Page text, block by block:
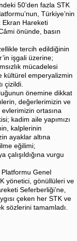
50’den fazla STK
Türkiye’nin
Ekran Hareketi
önünde, basın
tercih edildiğinin
işgali üzerine;
mücadelesi
kültürel emperyalizmin
çizildi.
önemine dikkat
değerlerimizin ve
ortasına
kadim aile yapımızı
kalplerinin
ayaklar altına
eğilimi;
çalışıldığına vurgu
Platformu Genel
yönetici, gönüllüleri ve
Seferberliği’ne,
çeken her STK ve
sözlerini tamamladı.